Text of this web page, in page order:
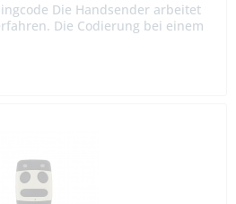
Die Handsender arbeitet
Die Codierung bei einem